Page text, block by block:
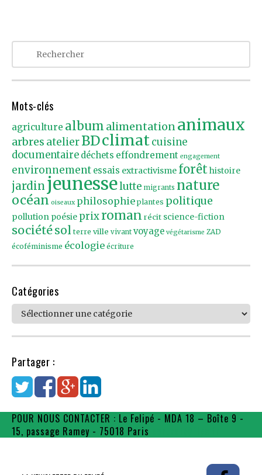
Mots-clés
agriculture album alimentationanimaux
arbres atelierBDclimatcuisine
documentaire déchets effondrement engagement
environnement essais extractivisme forêthistoire
jardin jeunesselutte migrants nature
océan oiseaux philosophie plantes politique
pollution poésie prixroman récit science-fiction
sociétésol terre ville vivant voyage végétarisme ZAD
écoféminisme écologie écriture
Catégories
Catégories
Partager :
POUR NOUS CONTACTER : Le Felipé - MDA 18 – Boîte 9 -
15, passage Ramey - 75018 Paris